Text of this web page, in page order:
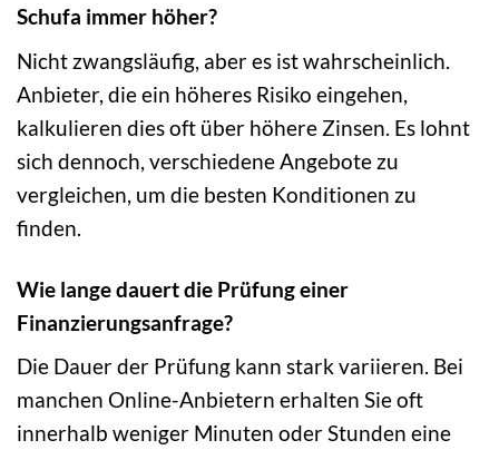
Schufa immer höher?
Nicht zwangsläufig, aber es ist wahrscheinlich.
Anbieter, die ein höheres Risiko eingehen,
kalkulieren dies oft über höhere Zinsen. Es lohnt
sich dennoch, verschiedene Angebote zu
vergleichen, um die besten Konditionen zu
finden.
Wie lange dauert die Prüfung einer
Finanzierungsanfrage?
Die Dauer der Prüfung kann stark variieren. Bei
manchen Online-Anbietern erhalten Sie oft
innerhalb weniger Minuten oder Stunden eine